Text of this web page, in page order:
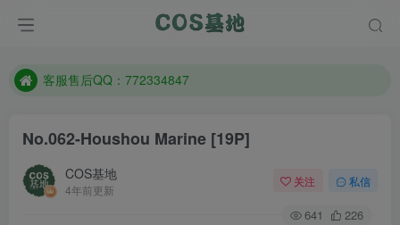
遇到任何问题加客服QQ：772334847
客服售后QQ：772334847
防失联：百度搜索《一七天佳》，实时查看最新站点。
No.062-Houshou Marine [19P]
COS基地
4年前更新
关注 私信
641 226